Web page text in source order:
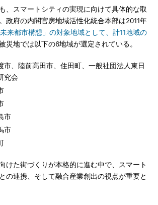
、スマートシティの実現に向けて具体的な取
政府の内閣官房地域活性化統合本部は2011年
未来都市構想」の対象地域として、計11地域の
災地では以下の6地域が選定されている。
市、陸前高田市、住田町、一般社団法人東日
究会
市
市
けた街づくりが本格的に進む中で、スマート
の連携、そして融合産業創出の視点が重要と